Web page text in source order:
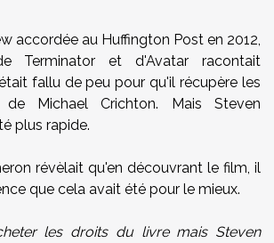
accordée au Huffington Post en 2012,
Terminator et d'Avatar racontait
fallu de peu pour qu'il récupère les
Michael Crichton. Mais Steven
plus rapide.
révèlait qu'en découvrant le film, il
que cela avait été pour le mieux.
les droits du livre mais Steven